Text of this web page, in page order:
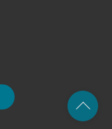
Back
To
Top